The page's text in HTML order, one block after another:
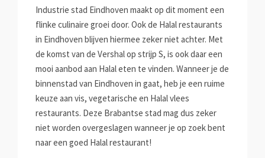
Industrie stad Eindhoven maakt op dit moment een
flinke culinaire groei door. Ook de Halal restaurants
in Eindhoven blijven hiermee zeker niet achter. Met
de komst van de Vershal op strijp S, is ook daar een
mooi aanbod aan Halal eten te vinden. Wanneer je de
binnenstad van Eindhoven in gaat, heb je een ruime
keuze aan vis, vegetarische en Halal vlees
restaurants. Deze Brabantse stad mag dus zeker
niet worden overgeslagen wanneer je op zoek bent
naar een goed Halal restaurant!